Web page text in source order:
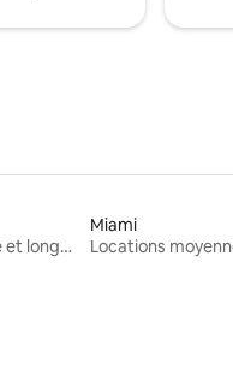
Locations moyenne et longue durée
Miami